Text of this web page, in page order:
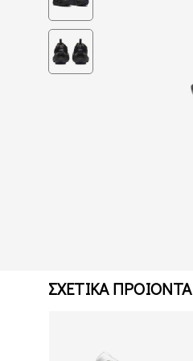
ΣΧΕΤΙΚΑ ΠΡΟΙΟΝΤΑ